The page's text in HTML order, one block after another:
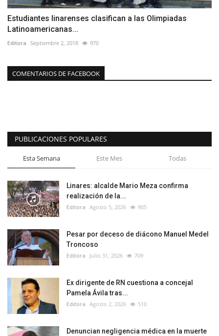
Estudiantes linarenses clasifican a las Olimpiadas
Latinoamericanas...
Editora Septiembre 2, 2018 970
COMENTARIOS DE FACEBOOK
PUBLICACIONES POPULARES
Esta Semana Este Mes Todas
Linares: alcalde Mario Meza confirma
realización de la...
Editora Agosto 5, 2026 905
Pesar por deceso de diácono Manuel Medel
Troncoso
Editora Julio 31, 2026 709
Ex dirigente de RN cuestiona a concejal
Pamela Ávila tras...
Editora Agosto 2, 2026 510
Denuncian negligencia médica en la muerte